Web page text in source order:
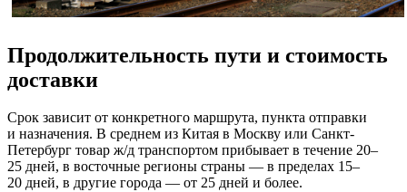
Продолжительность пути и стоимость
доставки
Срок зависит от конкретного маршрута, пункта отправки
и назначения. В среднем из Китая в Москву или Санкт-
Петербург товар ж/д транспортом прибывает в течение 20–
25 дней, в восточные регионы страны — в пределах 15–
20 дней, в другие города — от 25 дней и более.